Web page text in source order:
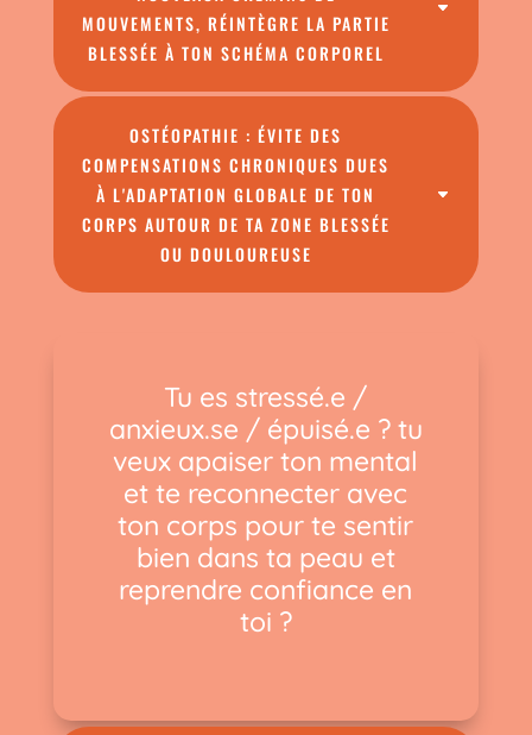
MOUVEMENTS, RÉINTÈGRE LA PARTIE
BLESSÉE À TON SCHÉMA CORPOREL
OSTÉOPATHIE : ÉVITE DES
COMPENSATIONS CHRONIQUES DUES
À L'ADAPTATION GLOBALE DE TON
CORPS AUTOUR DE TA ZONE BLESSÉE
OU DOULOUREUSE
Tu es stressé.e /
anxieux.se / épuisé.e ? tu
veux apaiser ton mental
et te reconnecter avec
ton corps pour te sentir
bien dans ta peau et
reprendre confiance en
toi ?